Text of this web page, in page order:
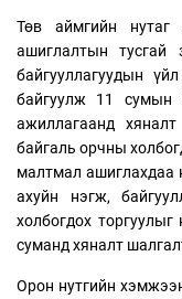
Төв аймгийн нутаг
ашиглалтын
байгууллагуудын
байгуулж 11 сумын
ажиллагаанд
байгаль орчны
малтмал ашиглахдаа
ахуйн нэгж,
холбогдох
суманд хяналт
Орон нутгийн